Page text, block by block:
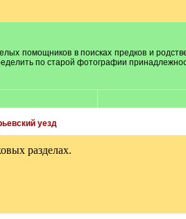
помощников в поисках предков и
по старой фотографии
уезд
разделах.